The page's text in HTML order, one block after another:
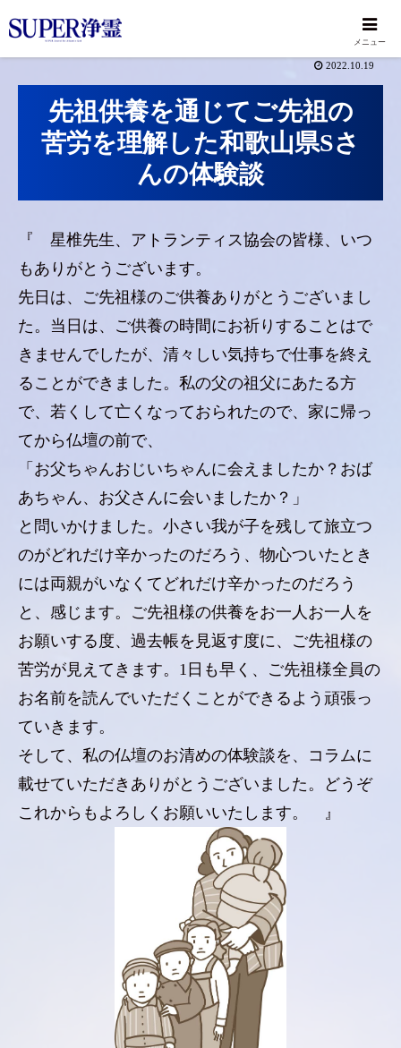
2022.10.19
先祖供養を通じてご先祖の
苦労を理解した和歌山県Sさ
んの体験談
『 星椎先生、アトランティス協会の皆様、いつ
もありがとうございます。
先日は、ご先祖様のご供養ありがとうございまし
た。当日は、ご供養の時間にお祈りすることはで
きませんでしたが、清々しい気持ちで仕事を終え
ることができました。私の父の祖父にあたる方
で、若くして亡くなっておられたので、家に帰っ
てから仏壇の前で、
「お父ちゃんおじいちゃんに会えましたか？おば
あちゃん、お父さんに会いましたか？」
と問いかけました。小さい我が子を残して旅立つ
のがどれだけ辛かったのだろう、物心ついたとき
には両親がいなくてどれだけ辛かったのだろう
と、感じます。ご先祖様の供養をお一人お一人を
お願いする度、過去帳を見返す度に、ご先祖様の
苦労が見えてきます。1日も早く、ご先祖様全員の
お名前を読んでいただくことができるよう頑張っ
ていきます。
そして、私の仏壇のお清めの体験談を、コラムに
載せていただきありがとうございました。どうぞ
これからもよろしくお願いいたします。 』
メニュー